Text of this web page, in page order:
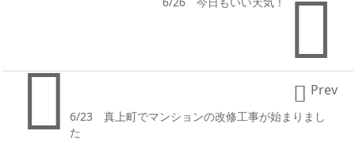

6/23 真上町でマンションの改修工事が始まりまし
た
 Prev